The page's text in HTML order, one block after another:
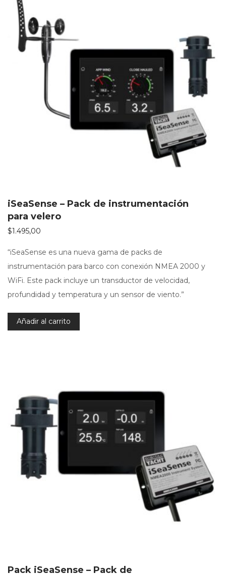
iSeaSense – Pack de instrumentación
para velero
$1.495,00
“iSeaSense es una nueva gama de packs de
instrumentación para barco con conexión NMEA 2000 y
WiFi. Este pack incluye un transductor de velocidad,
profundidad y temperatura y un sensor de viento.”
Añadir al carrito
Pack iSeaSense – Pack de